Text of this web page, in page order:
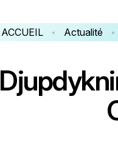
ACCUEIL Actualité
Djupdykni